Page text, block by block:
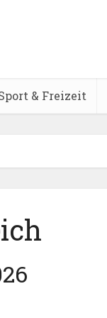
& Freizeit